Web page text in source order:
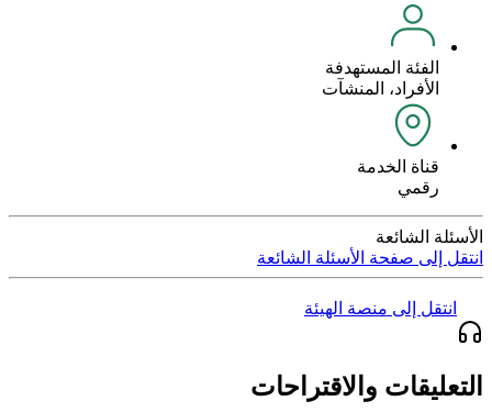
الفئة المستهدفة
الأفراد، المنشآت
قناة الخدمة
رقمي
الأسئلة الشائعة
انتقل إلى صفحة الأسئلة الشائعة
انتقل إلى منصة الهيئة
التعليقات والاقتراحات